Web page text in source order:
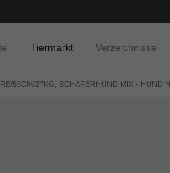
Tiermarkt Verzeichnisse
58CM/27KG, SCHÄFERHUND MIX - HÜNDIN